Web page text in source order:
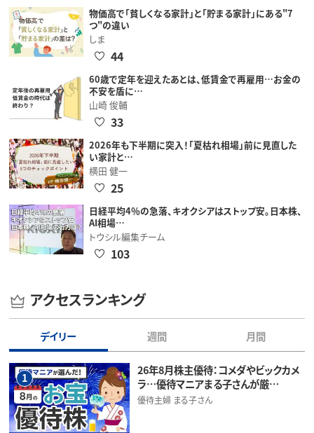
物価高で「貧しくなる家計」と「貯まる家計」にある"7
つ"の違い
しま
44
60歳で定年を迎えたあとは、低賃金で再雇用…お金の
不安を盾に…
山崎 俊輔
33
2026年も下半期に突入！「夏枯れ相場」前に見直した
い家計と…
横田 健一
25
日経平均4％の急落、キオクシアはストップ安。日本株、
AI相場…
トウシル編集チーム
103
アクセスランキング
デイリー 週間 月間
1
26年8月株主優待：コメダやビックカメ
ラ…優待マニアまる子さんが厳…
優待主婦 まる子さん